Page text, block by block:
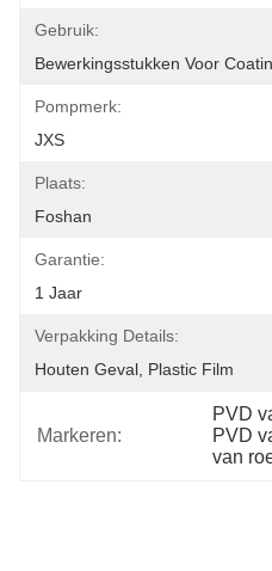
Gebruik:
Bewerkingsstukken Voor
Pompmerk:
JXS
Plaats:
Foshan
Garantie:
1 Jaar
Verpakking Details:
Houten Geval, Plastic Film
Markeren:
PVD
PVD
van